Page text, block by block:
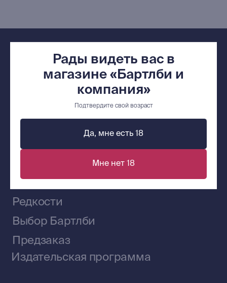
Рады видеть вас в
магазине «Бартлби и
компания»
Подтвердите свой возраст
Да, мне есть 18
Мне нет 18
+7 (921) 636-19-84
bartleby.sales@gmail.com
Сообщество ВКонтакте